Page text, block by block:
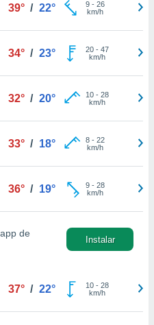
39° / 22° 9- 26
km/h
34° / 23° 20- 47
km/h
32° / 20° 10- 28
km/h
33° / 18° 8- 22
km/h
36° / 19° 9- 28
km/h
de
Instalar
37° / 22° 10- 28
km/h